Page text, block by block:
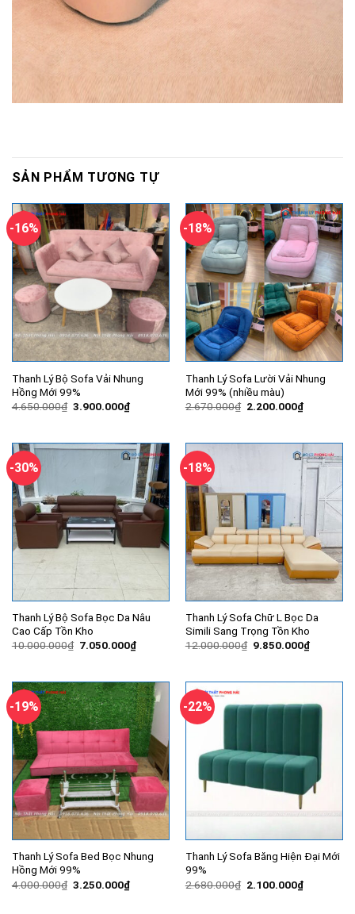
SẢN PHẨM TƯƠNG TỰ
-16%
Thanh Lý Bộ Sofa Vải Nhung
Hồng Mới 99%
4.650.000₫ Giá
3.900.000₫Giá
hiện
3.900.000₫.
-18%
Thanh Lý Sofa Lười Vải Nhung
Mới 99% (nhiều màu)
2.670.000₫ Giá
2.200.000₫Giá
hiện
-30%
Thanh Lý Bộ Sofa Bọc Da Nâu
Cao Cấp Tồn Kho
10.000.000₫ Giá
7.050.000₫Giá
hiện
7.050.000₫.
-18%
Thanh Lý Sofa Chữ L Bọc Da
Simili Sang Trọng Tồn Kho
12.000.000₫ Giá
9.850.000₫Giá
hiện
-19%
Thanh Lý Sofa Bed Bọc Nhung
Hồng Mới 99%
4.000.000₫ Giá
3.250.000₫Giá
hiện
-22%
Thanh Lý Sofa Băng Hiện Đại Mới
99%
2.680.000₫ Giá
2.100.000₫Giá
hiện